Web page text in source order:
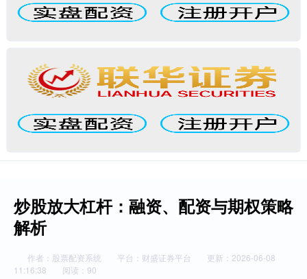
炒股放大杠杆：融资、配资与期权策略
解析
作者：股票配资系统 平台：财盛证券平台
更新：2026-06-08
11:16:38
阅读：90